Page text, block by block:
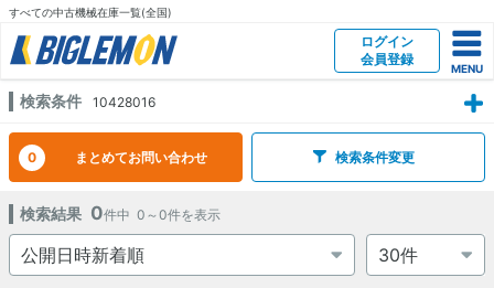
すべての中古機械在庫一覧(全国)
ログイン
会員登録
検索条件 10428016
0 まとめてお問い合わせ 検索条件変更
検索結果 0件中 0～0件を表示